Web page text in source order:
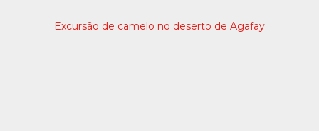
Excursão de camelo no deserto de Agafay